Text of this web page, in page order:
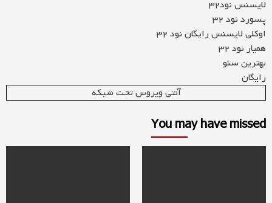
لایسنس نود32
پسورد نود 32
اوکلی لایسنس رایگان نود 32
همیار نود 32
بهترین سئو
رایگان
آنتی ویروس تحت شبکه
You may have missed